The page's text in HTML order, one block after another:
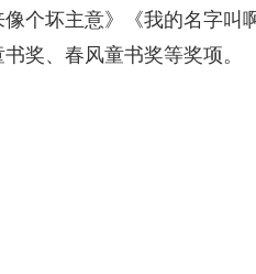
个坏主意》《我的名字叫
奖、春风童书奖等奖项。